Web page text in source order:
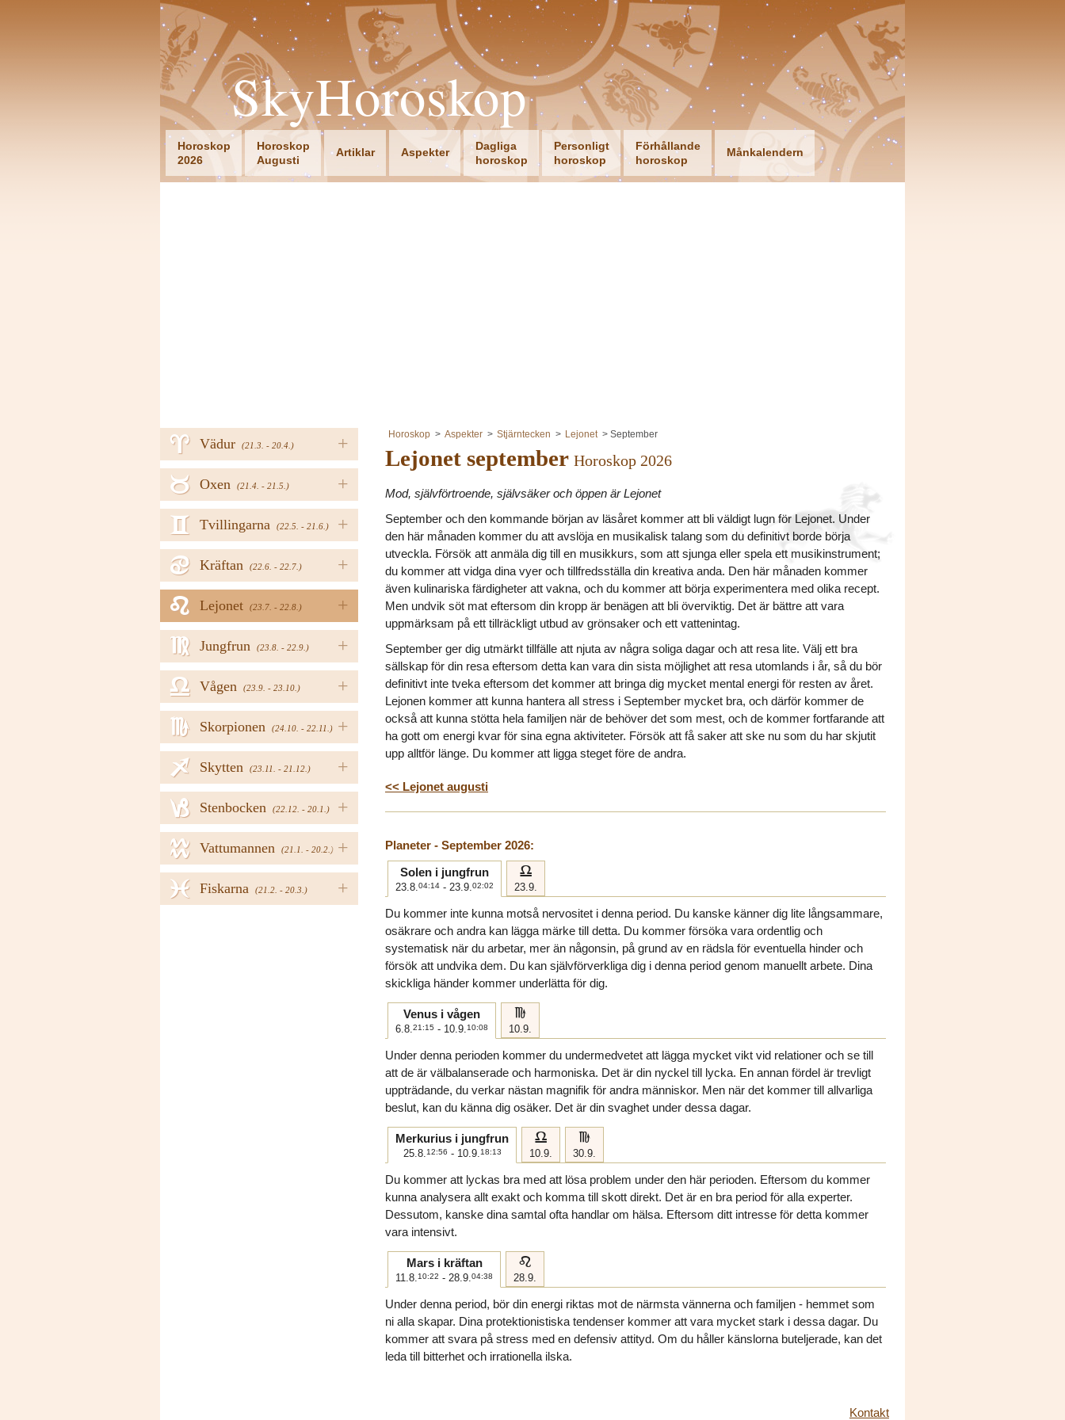
SkyHoroskop
Horoskop
2026
Horoskop
Augusti
Artiklar Aspekter
Dagliga
horoskop
Personligt
horoskop
Förhållande
horoskop
Månkalendern
+
Vädur (21.3. - 20.4.)
a
+
Oxen (21.4. - 21.5.)
b
+
Tvillingarna (22.5. - 21.6.)
c
+
Kräftan (22.6. - 22.7.)
d
+
Lejonet (23.7. - 22.8.)
e
+
Jungfrun (23.8. - 22.9.)
f
+
Vågen (23.9. - 23.10.)
g
+
Skorpionen (24.10. - 22.11.)
h
+
Skytten (23.11. - 21.12.)
i
+
Stenbocken (22.12. - 20.1.)
j
+
Vattumannen (21.1. - 20.2.)
k
+
Fiskarna (21.2. - 20.3.)
l
Horoskop Aspekter Stjärntecken Lejonet September
Lejonet september Horoskop 2026
Mod, självförtroende, självsäker och öppen är Lejonet
September och den kommande början av läsåret kommer att bli väldigt lugn för Lejonet. Under
den här månaden kommer du att avslöja en musikalisk talang som du definitivt borde börja
utveckla. Försök att anmäla dig till en musikkurs, som att sjunga eller spela ett musikinstrument;
du kommer att vidga dina vyer och tillfredsställa din kreativa anda. Den här månaden kommer
även kulinariska färdigheter att vakna, och du kommer att börja experimentera med olika recept.
Men undvik söt mat eftersom din kropp är benägen att bli överviktig. Det är bättre att vara
uppmärksam på ett tillräckligt utbud av grönsaker och ett vattenintag.
September ger dig utmärkt tillfälle att njuta av några soliga dagar och att resa lite. Välj ett bra
sällskap för din resa eftersom detta kan vara din sista möjlighet att resa utomlands i år, så du bör
definitivt inte tveka eftersom det kommer att bringa dig mycket mental energi för resten av året.
Lejonen kommer att kunna hantera all stress i September mycket bra, och därför kommer de
också att kunna stötta hela familjen när de behöver det som mest, och de kommer fortfarande att
ha gott om energi kvar för sina egna aktiviteter. Försök att få saker att ske nu som du har skjutit
upp alltför länge. Du kommer att ligga steget före de andra.
<< Lejonet augusti
Planeter - September 2026:
Solen i jungfrun
23.8. 04:14 - 23.9. 02:02
g
23.9.
Du kommer inte kunna motså nervositet i denna period. Du kanske känner dig lite långsammare,
osäkrare och andra kan lägga märke till detta. Du kommer försöka vara ordentlig och
systematisk när du arbetar, mer än någonsin, på grund av en rädsla för eventuella hinder och
försök att undvika dem. Du kan självförverkliga dig i denna period genom manuellt arbete. Dina
skickliga händer kommer underlätta för dig.
Venus i vågen
6.8. 21:15 - 10.9. 10:08
h
10.9.
Under denna perioden kommer du undermedvetet att lägga mycket vikt vid relationer och se till
att de är välbalanserade och harmoniska. Det är din nyckel till lycka. En annan fördel är trevligt
uppträdande, du verkar nästan magnifik för andra människor. Men när det kommer till allvarliga
beslut, kan du känna dig osäker. Det är din svaghet under dessa dagar.
Merkurius i jungfrun
25.8. 12:56 - 10.9. 18:13
g
10.9.
h
30.9.
Du kommer att lyckas bra med att lösa problem under den här perioden. Eftersom du kommer
kunna analysera allt exakt och komma till skott direkt. Det är en bra period för alla experter.
Dessutom, kanske dina samtal ofta handlar om hälsa. Eftersom ditt intresse för detta kommer
vara intensivt.
Mars i kräftan
11.8. 10:22 - 28.9. 04:38
e
28.9.
Under denna period, bör din energi riktas mot de närmsta vännerna och familjen - hemmet som
ni alla skapar. Dina protektionistiska tendenser kommer att vara mycket stark i dessa dagar. Du
kommer att svara på stress med en defensiv attityd. Om du håller känslorna buteljerade, kan det
leda till bitterhet och irrationella ilska.
Kontakt